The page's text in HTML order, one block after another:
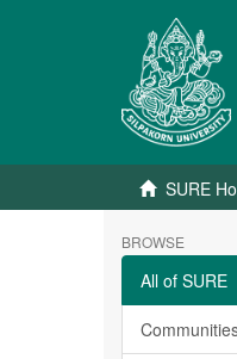
SURE
BROWSE
All of SURE